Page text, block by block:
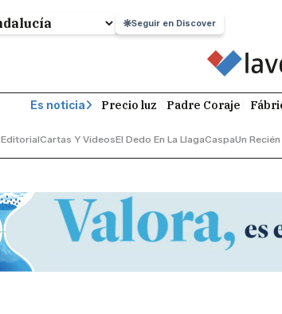
Seguir en Discover
Es noticia Precio luz Padre Coraje
EditorialCartas Y VídeosEl Dedo En La LlagaCaspaUn